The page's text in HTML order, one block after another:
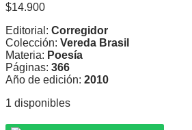
$14.900
Editorial: Corregidor
Colección: Vereda Brasil
Materia: Poesía
Páginas: 366
Año de edición: 2010
1 disponibles